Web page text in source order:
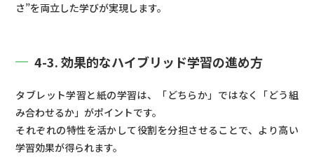
さ”を両立した学びが実現します。
4-3. 効果的なハイブリッド学習の進め方
タブレット学習と紙の学習は、「どちらか」ではなく「どう組
み合わせるか」がポイントです。
それぞれの特性を活かして役割を分担させることで、より高い
学習効果が得られます。